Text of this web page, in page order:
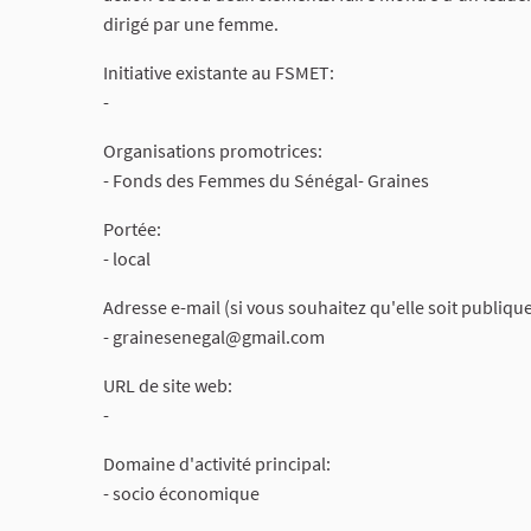
dirigé par une femme.
Initiative existante au FSMET:
-
Organisations promotrices:
- Fonds des Femmes du Sénégal- Graines
Portée:
- local
Adresse e-mail (si vous souhaitez qu'elle soit
- grainesenegal@gmail.com
URL de site web:
-
Domaine d'activité principal:
- socio économique